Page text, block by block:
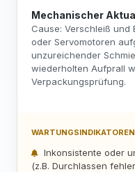
Mechanischer
Cause: Verschleiß und
oder Servomotoren
unzureichender
wiederholten Aufprall
Verpackungsprüfung.
WARTUNGSINDIKATOREN
Inkonsistente oder
(z.B. Durchlassen